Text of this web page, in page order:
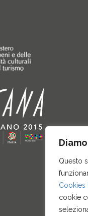
Questo
Cookies
cookie